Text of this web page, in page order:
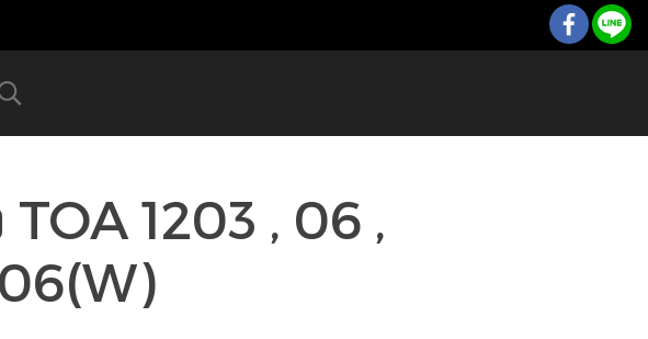
1203 , 06 ,